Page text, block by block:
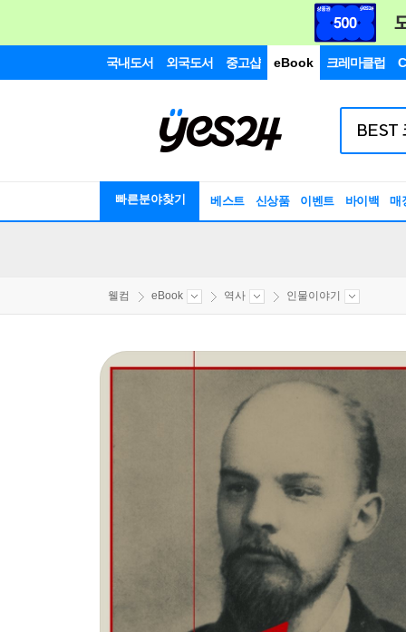
국내도서 외국도서 중고샵 eBook 크레마클럽
빠른분야찾기 베스트 신상품 이벤트 바이백 매
웰컴 eBook 역사 인물이야기